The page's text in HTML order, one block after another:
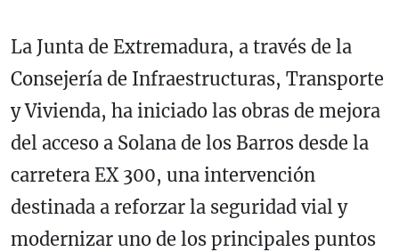
La Junta de Extremadura, a través de la
Consejería de Infraestructuras, Transporte
y Vivienda, ha iniciado las obras de mejora
del acceso a Solana de los Barros desde la
carretera EX 300, una intervención
destinada a reforzar la seguridad vial y
modernizar uno de los principales puntos